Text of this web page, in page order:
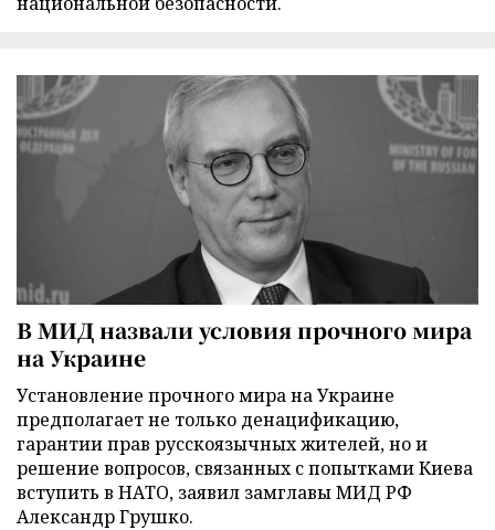
В МИД назвали условия прочного мира
на Украине
Установление прочного мира на Украине
предполагает не только денацификацию,
гарантии прав русскоязычных жителей, но и
решение вопросов, связанных с попытками Киева
вступить в НАТО, заявил замглавы МИД РФ
Александр Грушко.